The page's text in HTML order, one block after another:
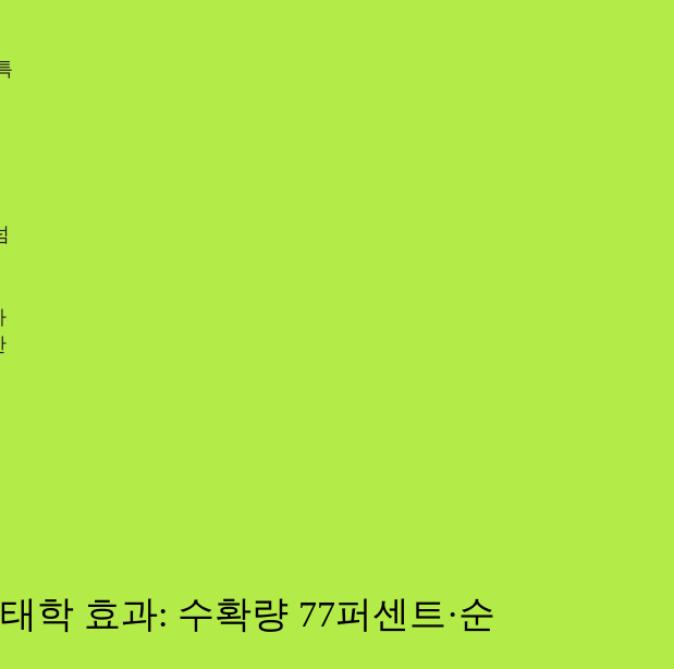
학 효과: 수확량 77퍼센트·순